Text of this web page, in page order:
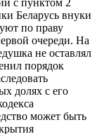
с пунктом 2
Беларусь внуки
по праву
очереди. На
не оставлял
порядок
долях с его
может быть